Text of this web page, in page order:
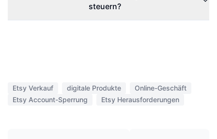
steuern?
Etsy Verkauf digitale Produkte
Online-Geschäft
Etsy Account-Sperrung
Etsy Herausforderungen